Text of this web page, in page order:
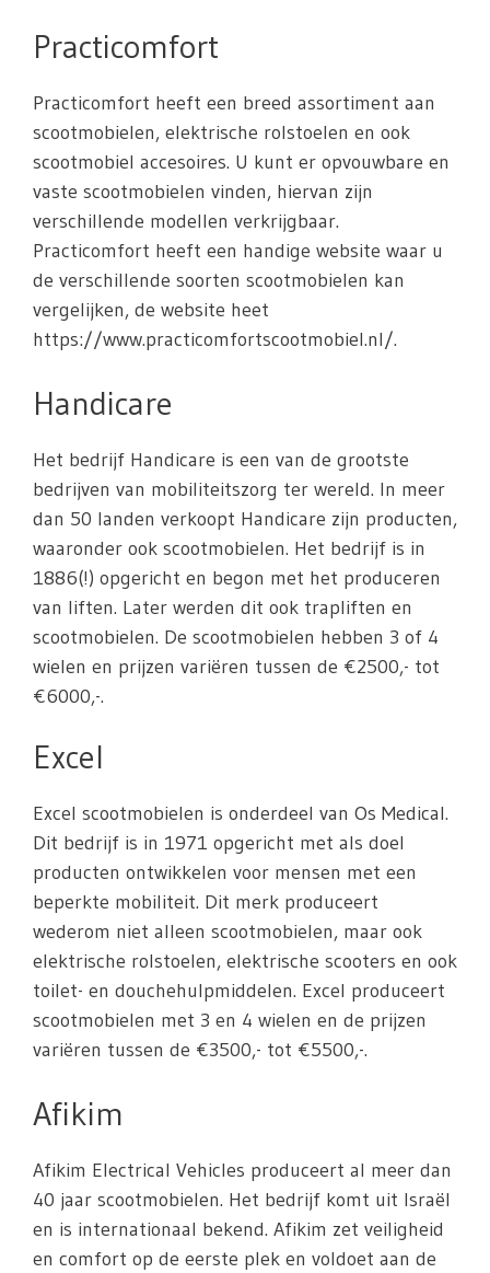
Practicomfort
Practicomfort heeft een breed assortiment aan
scootmobielen, elektrische rolstoelen en ook
scootmobiel accesoires. U kunt er opvouwbare en
vaste scootmobielen vinden, hiervan zijn
verschillende modellen verkrijgbaar.
Practicomfort heeft een handige website waar u
de verschillende soorten scootmobielen kan
vergelijken, de website heet
https://www.practicomfortscootmobiel.nl/.
Handicare
Het bedrijf Handicare is een van de grootste
bedrijven van mobiliteitszorg ter wereld. In meer
dan 50 landen verkoopt Handicare zijn producten,
waaronder ook scootmobielen. Het bedrijf is in
1886(!) opgericht en begon met het produceren
van liften. Later werden dit ook trapliften en
scootmobielen. De scootmobielen hebben 3 of 4
wielen en prijzen variëren tussen de €2500,- tot
€6000,-.
Excel
Excel scootmobielen is onderdeel van Os Medical.
Dit bedrijf is in 1971 opgericht met als doel
producten ontwikkelen voor mensen met een
beperkte mobiliteit. Dit merk produceert
wederom niet alleen scootmobielen, maar ook
elektrische rolstoelen, elektrische scooters en ook
toilet- en douchehulpmiddelen. Excel produceert
scootmobielen met 3 en 4 wielen en de prijzen
variëren tussen de €3500,- tot €5500,-.
Afikim
Afikim Electrical Vehicles produceert al meer dan
40 jaar scootmobielen. Het bedrijf komt uit Israël
en is internationaal bekend. Afikim zet veiligheid
en comfort op de eerste plek en voldoet aan de